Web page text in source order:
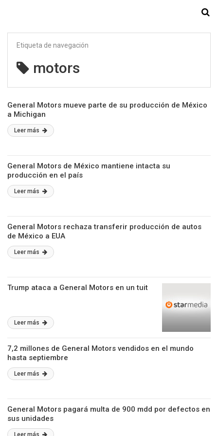
Etiqueta de navegación
motors
General Motors mueve parte de su producción de México
a Michigan
Leer más
General Motors de México mantiene intacta su
producción en el país
Leer más
General Motors rechaza transferir producción de autos
de México a EUA
Leer más
Trump ataca a General Motors en un tuit
Leer más
7,2 millones de General Motors vendidos en el mundo
hasta septiembre
Leer más
General Motors pagará multa de 900 mdd por defectos en
sus unidades
Leer más